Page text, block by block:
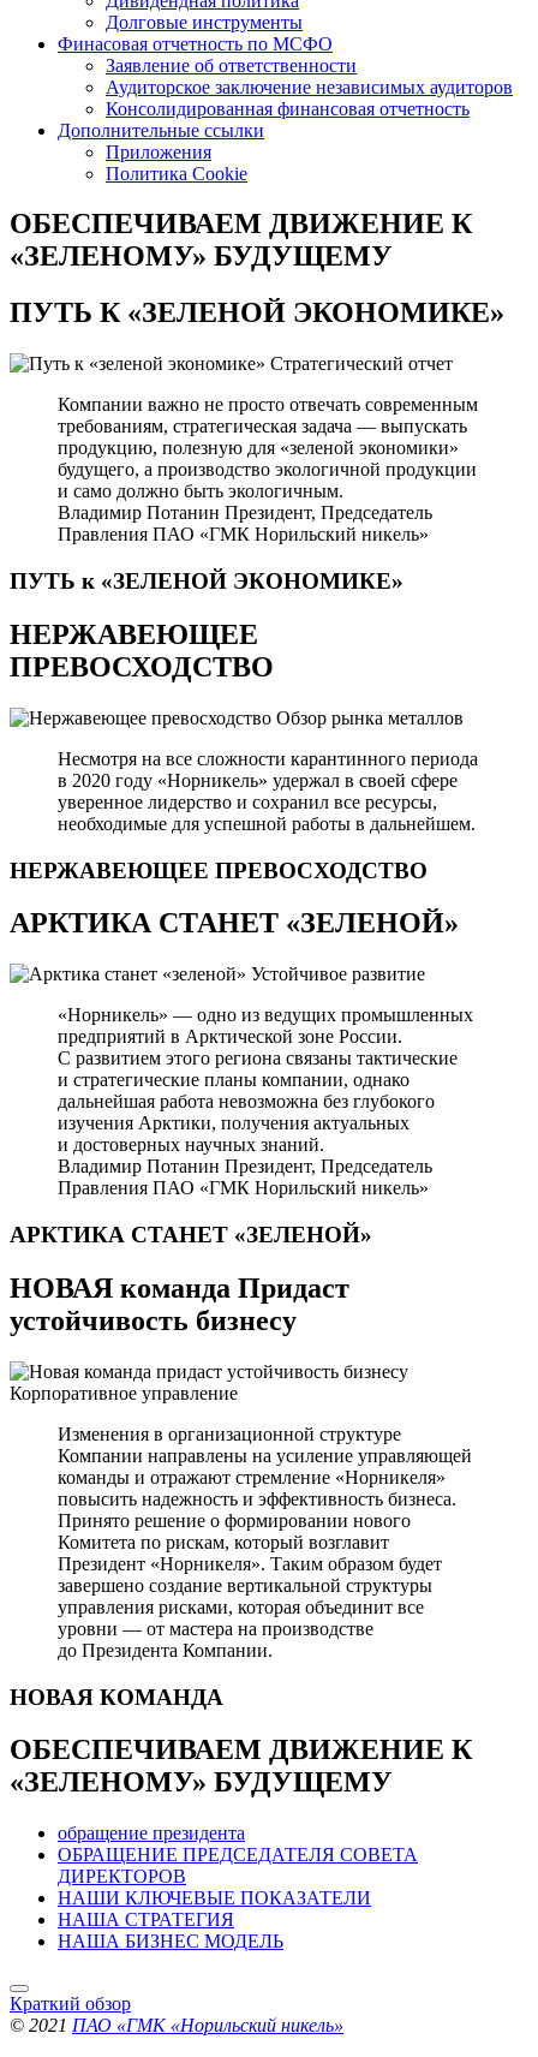
Долговые инструменты
Финасовая отчетность по МСФО
Заявление об ответственности
Аудиторское заключение независимых аудиторов
Консолидированная финансовая отчетность
Дополнительные ссылки
Приложения
Политика Cookie
ОБЕСПЕЧИВАЕМ ДВИЖЕНИЕ К
«ЗЕЛЕНОМУ» БУДУЩЕМУ
ПУТЬ К«ЗЕЛЕНОЙ ЭКОНОМИКЕ»
Стратегический отчет
Компании важно не просто отвечать современным
требованиям, стратегическая задача — выпускать
продукцию, полезную для «зеленой экономики»
будущего, а производство экологичной продукции
и само должно быть экологичным.
Владимир Потанин Президент, Председатель
Правления ПАО «ГМК Норильский никель»
ПУТЬ к «ЗЕЛЕНОЙ ЭКОНОМИКЕ»
НЕРЖАВЕЮЩЕЕ
ПРЕВОСХОДСТВО
Обзор рынка металлов
Несмотря на все сложности карантинного периода
в 2020 году «Норникель» удержал в своей сфере
уверенное лидерство и сохранил все ресурсы,
необходимые для успешной работы в дальнейшем.
НЕРЖАВЕЮЩЕЕ ПРЕВОСХОДСТВО
АРКТИКА СТАНЕТ «ЗЕЛЕНОЙ»
Устойчивое развитие
«Норникель» — одно из ведущих промышленных
предприятий в Арктической зоне России.
С развитием этого региона связаны тактические
и стратегические планы компании, однако
дальнейшая работа невозможна без глубокого
изучения Арктики, получения актуальных
и достоверных научных знаний.
Владимир Потанин Президент, Председатель
Правления ПАО «ГМК Норильский никель»
АРКТИКА СТАНЕТ «ЗЕЛЕНОЙ»
НОВАЯ команда Придаст
устойчивость бизнесу
Корпоративное управление
Изменения в организационной структуре
Компании направлены на усиление управляющей
команды и отражают стремление «Норникеля»
повысить надежность и эффективность бизнеса.
Принято решение о формировании нового
Комитета по рискам, который возглавит
Президент «Норникеля». Таким образом будет
завершено создание вертикальной структуры
управления рисками, которая объединит все
уровни — от мастера на производстве
до Президента Компании.
НОВАЯ КОМАНДА
ОБЕСПЕЧИВАЕМ ДВИЖЕНИЕ К
«ЗЕЛЕНОМУ» БУДУЩЕМУ
обращение президента
ОБРАЩЕНИЕ ПРЕДСЕДАТЕЛЯ СОВЕТА
ДИРЕКТОРОВ
НАШИ КЛЮЧЕВЫЕ ПОКАЗАТЕЛИ
НАША СТРАТЕГИЯ
НАША БИЗНЕС МОДЕЛЬ
Краткий обзор
© 2021 ПАО «ГМК «Норильский никель»